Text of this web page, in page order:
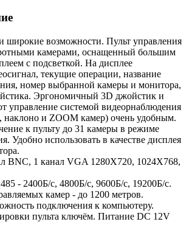
широкие возможности. Пульт управления
камерами, оснащенный большим
с подсветкой. На дисплее
текущие операции, название
номер выбранной камеры и монитора,
Эргономичный 3D джойстик и
управление системой видеорнаблюдения
наклоно и ZOOM камер) очень удобным.
к пульту до 31 камеры в режиме
Удобно использовать в качестве дисплея
BNC, 1 канал VGA 1280X720, 1024X768,
- 2400Б/с, 4800Б/с, 9600Б/с, 19200Б/с.
камер - до 1200 метров.
подключения к компьютеру.
пульта ключём. Питание DC 12V